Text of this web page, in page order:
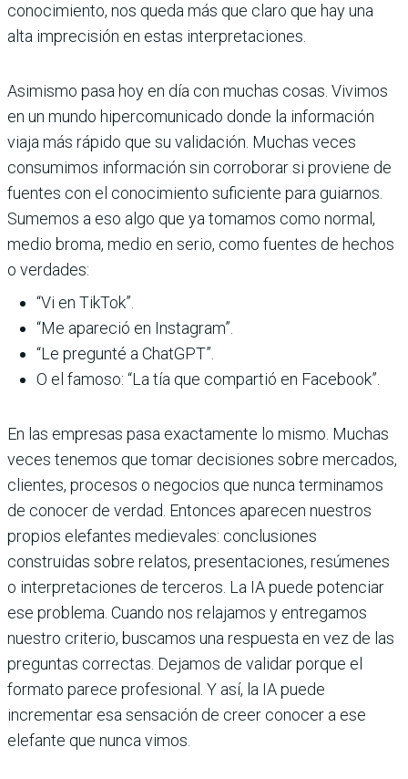
conocimiento, nos queda más que claro que hay una
alta imprecisión en estas interpretaciones.
Asimismo pasa hoy en día con muchas cosas. Vivimos
en un mundo hipercomunicado donde la información
viaja más rápido que su validación. Muchas veces
consumimos información sin corroborar si proviene de
fuentes con el conocimiento suficiente para guiarnos.
Sumemos a eso algo que ya tomamos como normal,
medio broma, medio en serio, como fuentes de hechos
o verdades:
“Vi en TikTok”.
“Me apareció en Instagram”.
“Le pregunté a ChatGPT”.
O el famoso: “La tía que compartió en Facebook”.
En las empresas pasa exactamente lo mismo. Muchas
veces tenemos que tomar decisiones sobre mercados,
clientes, procesos o negocios que nunca terminamos
de conocer de verdad. Entonces aparecen nuestros
propios elefantes medievales: conclusiones
construidas sobre relatos, presentaciones, resúmenes
o interpretaciones de terceros. La IA puede potenciar
ese problema. Cuando nos relajamos y entregamos
nuestro criterio, buscamos una respuesta en vez de las
preguntas correctas. Dejamos de validar porque el
formato parece profesional. Y así, la IA puede
incrementar esa sensación de creer conocer a ese
elefante que nunca vimos.